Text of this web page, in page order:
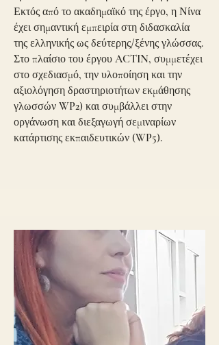
Εκτός από το ακαδημαϊκό της έργο, η Νίνα
έχει σημαντική εμπειρία στη διδασκαλία
της ελληνικής ως δεύτερης/ξένης γλώσσας.
Στο πλαίσιο του έργου ACTIN, συμμετέχει
στο σχεδιασμό, την υλοποίηση και την
αξιολόγηση δραστηριοτήτων εκμάθησης
γλωσσών WP2) και συμβάλλει στην
οργάνωση και διεξαγωγή σεμιναρίων
κατάρτισης εκπαιδευτικών (WP5).